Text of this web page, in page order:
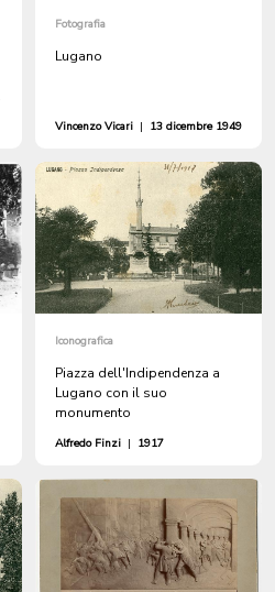
Fotografia
Lugano
Vincenzo Vicari | 13 dicembre 1949
Iconografica
Piazza dell'Indipendenza a
Lugano con il suo
monumento
Alfredo Finzi | 1917